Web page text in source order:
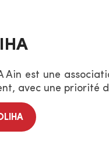
Ain est une
avec une priorité